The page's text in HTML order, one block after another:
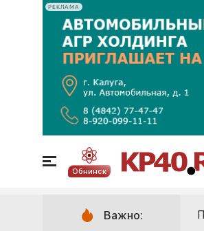
РЕКЛАМА
Обнинск
Важно: